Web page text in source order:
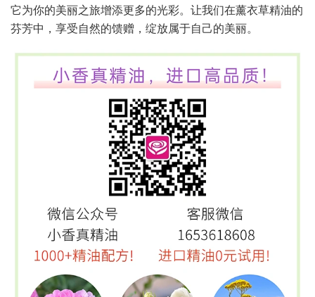
它为你的美丽之旅增添更多的光彩。让我们在薰衣草精油的
芬芳中，享受自然的馈赠，绽放属于自己的美丽。